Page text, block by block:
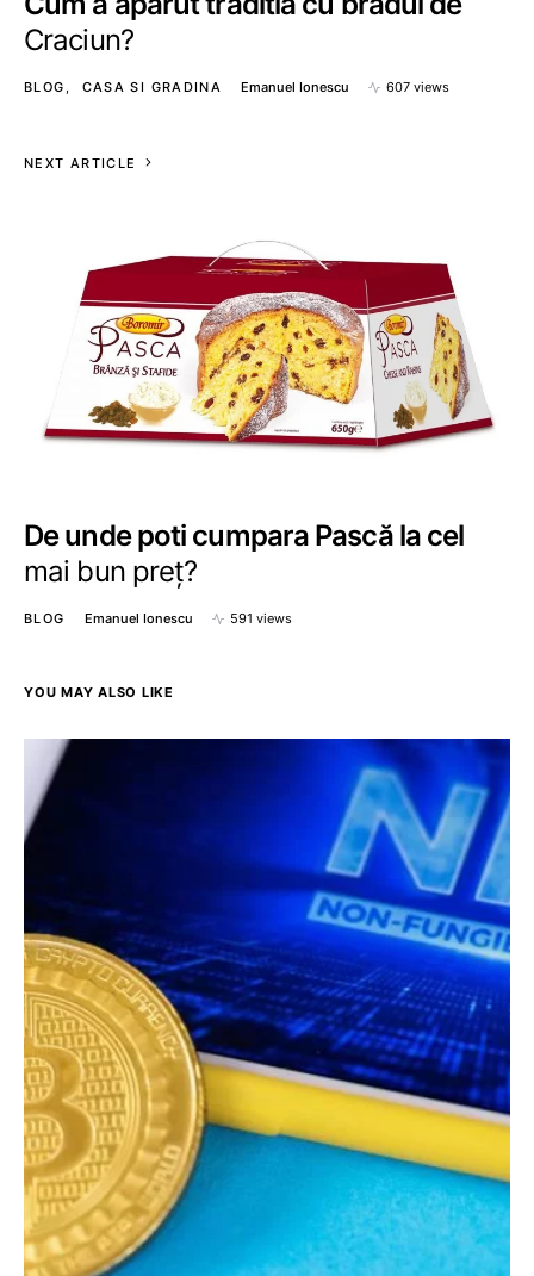
Craciun?
BLOG CASA SI GRADINA Emanuel Ionescu 607 views
NEXT ARTICLE
De unde poti cumpara Pască la cel
mai bun preț?
BLOG Emanuel Ionescu 591 views
YOU MAY ALSO LIKE